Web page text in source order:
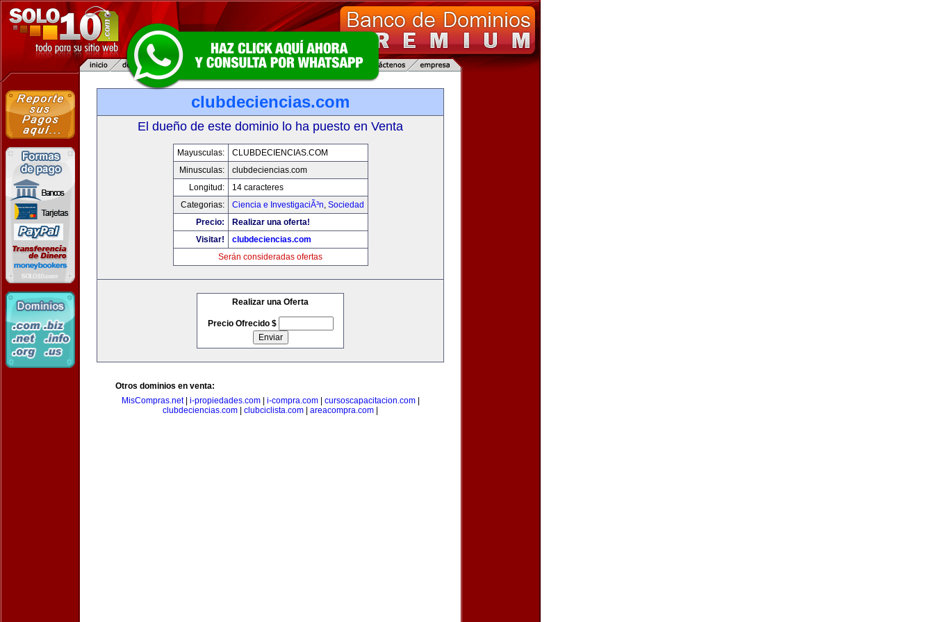
clubdeciencias.com
El dueño de este dominio lo ha puesto en Venta
Mayusculas:
CLUBDECIENCIAS.COM
Minusculas:
clubdeciencias.com
Longitud:
14 caracteres
Categorias:
Ciencia e InvestigaciÃ³n, Sociedad
Precio:
Realizar una oferta!
Visitar!
clubdeciencias.com
Serán consideradas ofertas
Realizar una Oferta
Precio Ofrecido $
Otros dominios en venta:
MisCompras.net| i-propiedades.com| i-compra.com| cursoscapacitacion.com|
clubdeciencias.com
clubciclista.com areacompra.com